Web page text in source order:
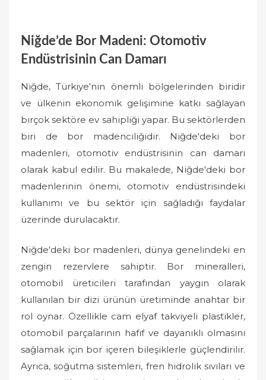
Niğde’de Bor Madeni: Otomotiv
Endüstrisinin Can Damarı
Niğde, Türkiye'nin önemli bölgelerinden biridir
ve ülkenin ekonomik gelişimine katkı sağlayan
birçok sektöre ev sahipliği yapar. Bu sektörlerden
biri de bor madenciliğidir. Niğde'deki bor
madenleri, otomotiv endüstrisinin can damarı
olarak kabul edilir. Bu makalede, Niğde'deki bor
madenlerinin önemi, otomotiv endüstrisindeki
kullanımı ve bu sektör için sağladığı faydalar
üzerinde durulacaktır.
Niğde'deki bor madenleri, dünya genelindeki en
zengin rezervlere sahiptir. Bor mineralleri,
otomobil üreticileri tarafından yaygın olarak
kullanılan bir dizi ürünün üretiminde anahtar bir
rol oynar. Özellikle cam elyaf takviyeli plastikler,
otomobil parçalarının hafif ve dayanıklı olmasını
sağlamak için bor içeren bileşiklerle güçlendirilir.
Ayrıca, soğutma sistemleri, fren hidrolik sıvıları ve